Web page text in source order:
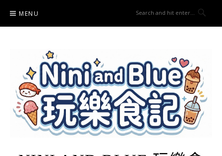
content
MENU